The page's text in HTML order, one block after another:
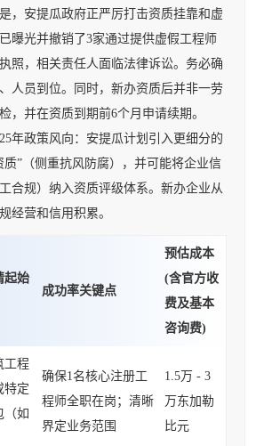
安提瓜政府正严厉打击资质挂靠和虚
曝光并撤销了3家通过提供虚假工程师
照，相关责任人面临法律诉讼。务必确
人员到位。同时，新办资质后并非一劳
，并在资质到期前6个月申请续期。
政策风向：安提瓜计划引入更细分的
质”（侧重抗风防腐），并可能将企业信
合规）纳入资质评级体系。新办企业从
经营和信用积累。
起始
成功率关键点
预估成本
(含官方收
费及基本
咨询费)
工程
特定
（如
确保1名核心注册工
程师全职在岗；清晰
界定业务范围
1.5万 - 3
万东加勒
比元